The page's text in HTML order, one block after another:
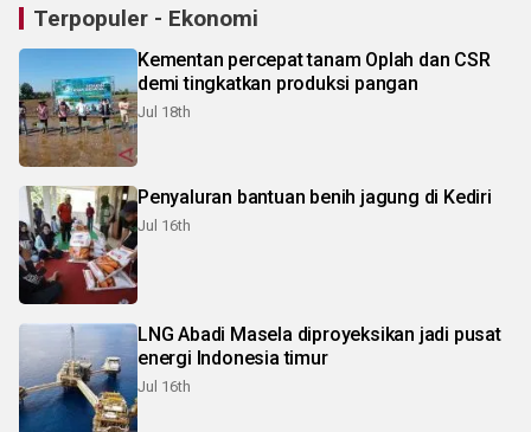
Terpopuler - Ekonomi
Kementan percepat tanam Oplah dan CSR
demi tingkatkan produksi pangan
Jul 18th
Penyaluran bantuan benih jagung di Kediri
Jul 16th
LNG Abadi Masela diproyeksikan jadi pusat
energi Indonesia timur
Jul 16th